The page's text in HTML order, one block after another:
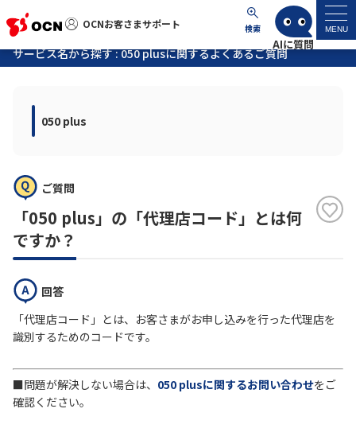
OCNお客さまサポート 検索 MENU
OCNお客さまサポート
マイページ
サポートトップ
よくあるご質問
工事・故障情報
履歴・お気に入り
サービス名から探す : 050 plusに関するよくあるご質問
050 plus
ご質問
「050 plus」の「代理店コード」とは何
ですか？
回答
「代理店コード」とは、お客さまがお申し込みを行った代理店を
識別するためのコードです。
■問題が解決しない場合は、 050 plusに関するお問い合わせをご
確認ください。